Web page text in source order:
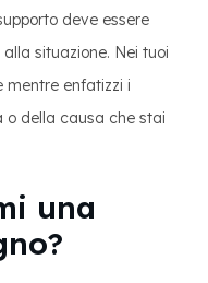
deve essere
situazione. Nei tuoi
mentre enfatizzi i
o della causa che stai
una